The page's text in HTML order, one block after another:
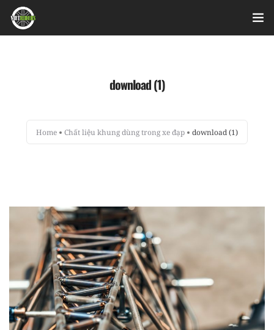
Nhật ký sửa chữa
Login
Register
download (1)
Home Chất liệu khung dùng trong xe đạp download (1)